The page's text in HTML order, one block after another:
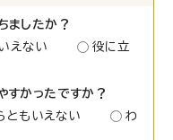
ましたか？
えない
役に立
すかったですか？
ともいえない
わ